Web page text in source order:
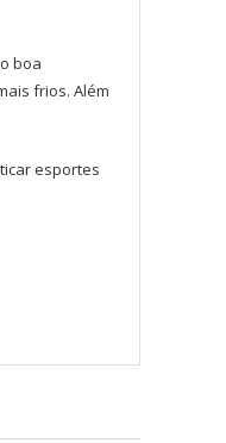
boa
frios. Além
esportes